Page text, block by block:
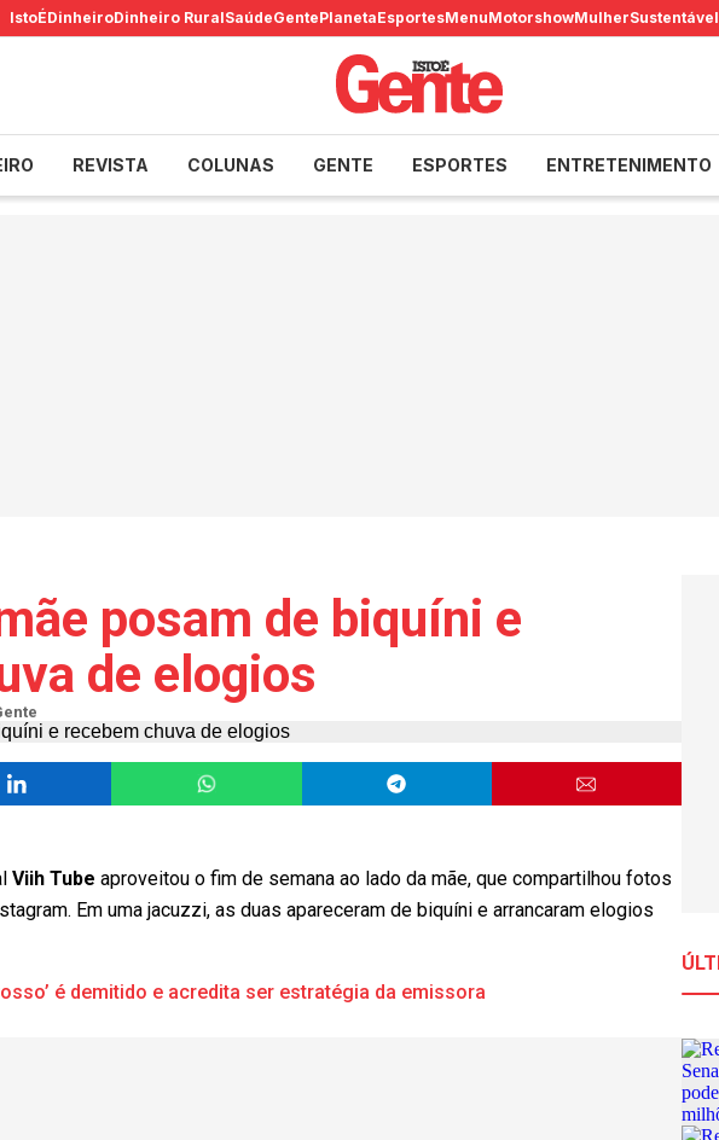
IstoÉDinheiroDinheiro RuralSaúdeGentePlanetaEsportesMenuMotorshowMulherSustentável
REVISTA COLUNAS GENTE ESPORTES ENTRETENIMENTO
posam de biquíni e
de elogios
Viih Tube aproveitou o fim de semana ao lado da mãe, que compartilhou fotos
Em uma jacuzzi, as duas apareceram de biquíni e arrancaram elogios
é demitido e acredita ser estratégia da emissora